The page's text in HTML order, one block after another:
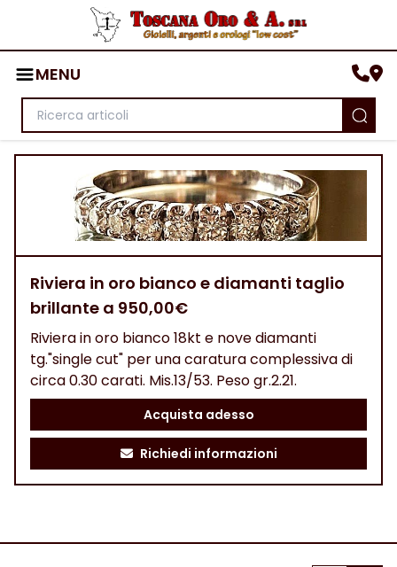
MENU
Riviera in oro bianco e diamanti taglio
brillante a 950,00€
Riviera in oro bianco 18kt e nove diamanti
tg."single cut" per una caratura complessiva di
circa 0.30 carati. Mis.13/53. Peso gr.2.21.
Acquista adesso
Richiedi informazioni